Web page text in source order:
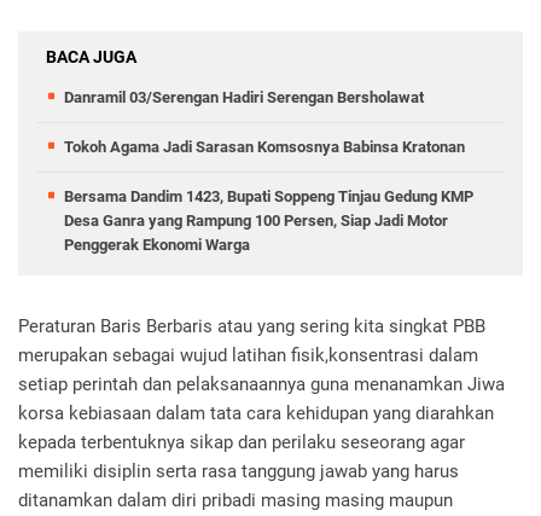
BACA JUGA
Danramil 03/Serengan Hadiri Serengan Bersholawat
Tokoh Agama Jadi Sarasan Komsosnya Babinsa Kratonan
Bersama Dandim 1423, Bupati Soppeng Tinjau Gedung KMP
Desa Ganra yang Rampung 100 Persen, Siap Jadi Motor
Penggerak Ekonomi Warga
Peraturan Baris Berbaris atau yang sering kita singkat PBB
merupakan sebagai wujud latihan fisik,konsentrasi dalam
setiap perintah dan pelaksanaannya guna menanamkan Jiwa
korsa kebiasaan dalam tata cara kehidupan yang diarahkan
kepada terbentuknya sikap dan perilaku seseorang agar
memiliki disiplin serta rasa tanggung jawab yang harus
ditanamkan dalam diri pribadi masing masing maupun